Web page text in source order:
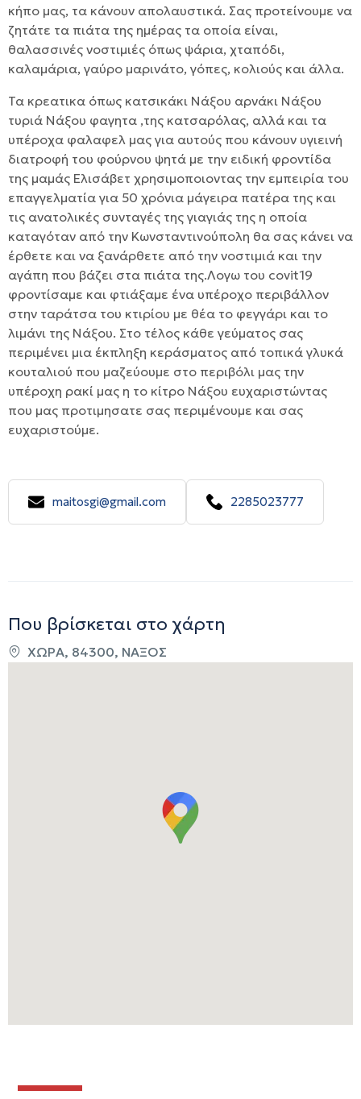
κήπο μας, τα κάνουν απολαυστικά. Σας προτείνουμε να
ζητάτε τα πιάτα της ημέρας τα οποία είναι,
θαλασσινές νοστιμιές όπως ψάρια, χταπόδι,
καλαμάρια, γαύρο μαρινάτο, γόπες, κολιούς και άλλα.
Τα κρεατικα όπως κατσικάκι Νάξου αρνάκι Νάξου
τυριά Νάξου φαγητα ,της κατσαρόλας, αλλά και τα
υπέροχα φαλαφελ μας για αυτούς που κάνουν υγιεινή
διατροφή του φούρνου ψητά με την ειδική φροντίδα
της μαμάς Ελισάβετ χρησιμοποιοντας την εμπειρία του
επαγγελματία για 50 χρόνια μάγειρα πατέρα της και
τις ανατολικές συνταγές της γιαγιάς της η οποία
καταγόταν από την Κωνσταντινούπολη θα σας κάνει να
έρθετε και να ξανάρθετε από την νοστιμιά και την
αγάπη που βάζει στα πιάτα της.Λογω του covit19
φροντίσαμε και φτιάξαμε ένα υπέροχο περιβάλλον
στην ταράτσα του κτιρίου με θέα το φεγγάρι και το
λιμάνι της Νάξου. Στο τέλος κάθε γεύματος σας
περιμένει μια έκπληξη κεράσματος από τοπικά γλυκά
κουταλιού που μαζεύουμε στο περιβόλι μας την
υπέροχη ρακί μας η το κίτρο Νάξου ευχαριστώντας
που μας προτιμησατε σας περιμένουμε και σας
ευχαριστούμε.
maitosgi@gmail.com 2285023777
Που βρίσκεται στο χάρτη
ΧΩΡΑ, 84300, ΝΑΞΟΣ